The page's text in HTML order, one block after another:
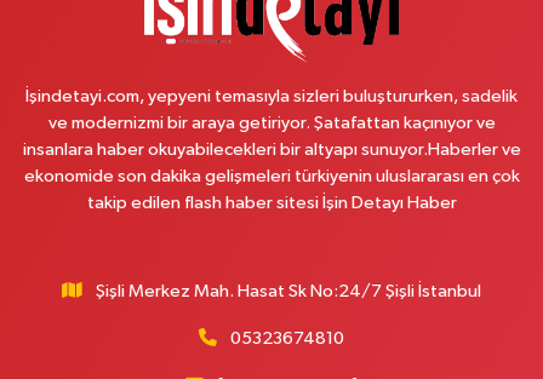
Çemberlitaş Eczanesi
Binbirdirek Mahallesi Peykane Caddesi 25 A
0 (212) 590 90 09 Yol Tarifi Al
Naciye Eczanesi
Esentepe Mahallesi 2388. Sokak 8 A 38 NOLU ASM YANI - ESENTEPE
MERKEZ CAMİNİN ORDAKİ GÜVEN KASABIN KARŞI SOKAĞINDA
Mehmet Nesih Özmen Mahallesi Zeki Sokak No:28 A MEVLANA FIRININ
İşindetayi.com, yepyeni temasıyla sizleri buluştururken, sadelik
ve modernizmi bir araya getiriyor. Şatafattan kaçınıyor ve
insanlara haber okuyabilecekleri bir altyapı sunuyor.Haberler ve
ekonomide son dakika gelişmeleri türkiyenin uluslararası en çok
takip edilen flash haber sitesi İşin Detayı Haber
Şişli Merkez Mah. Hasat Sk No:24/7 Şişli İstanbul
05323674810